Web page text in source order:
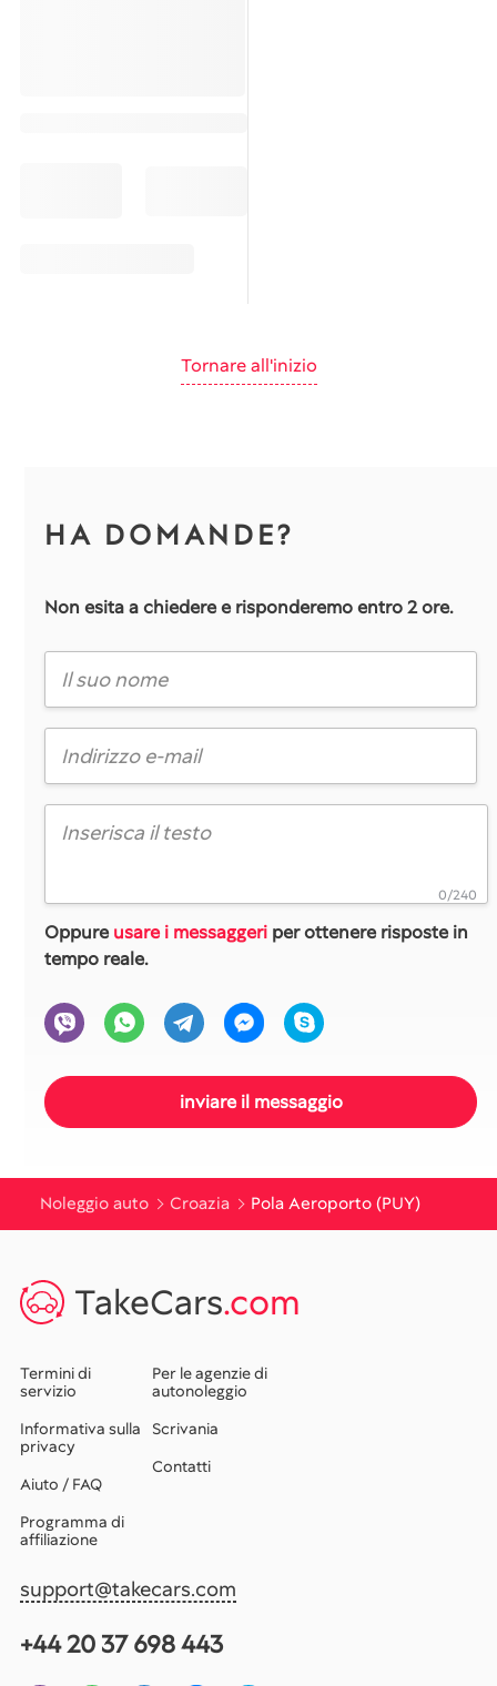
Tornare all'inizio
HA DOMANDE?
Non esita a chiedere e risponderemo entro 2 ore.
Oppureusare i messaggeri per ottenere risposte in
tempo reale.
0/240
Noleggio auto Croazia Pola Aeroporto (PUY)
TakeCars.com
Termini di
servizio
Informativa sulla
privacy
Aiuto / FAQ
Programma di
affiliazione
Per le agenzie di
autonoleggio
Scrivania
Contatti
support@takecars.com
+44 20 37 698 443